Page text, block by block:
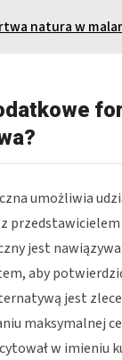
natura w
umożliwia
jest
aby
jest
maksymalnej
w imieniu